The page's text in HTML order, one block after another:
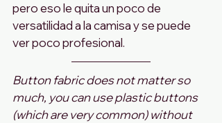
pero eso le quita un poco de
versatilidad a la camisa y se puede
ver poco profesional.
Button fabric does not matter so
much, you can use plastic buttons
(which are very common) without